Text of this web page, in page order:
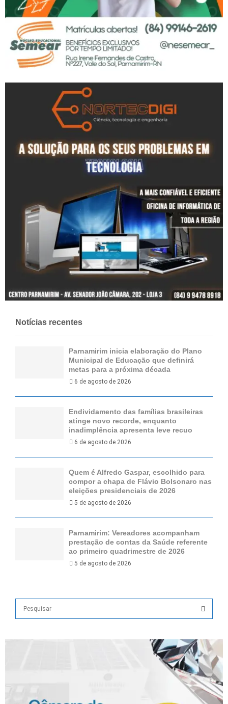
Notícias recentes
Parnamirim inicia elaboração do Plano
Municipal de Educação que definirá
metas para a próxima década
6 de agosto de 2026
Endividamento das famílias brasileiras
atinge novo recorde, enquanto
inadimplência apresenta leve recuo
6 de agosto de 2026
Quem é Alfredo Gaspar, escolhido para
compor a chapa de Flávio Bolsonaro nas
eleições presidenciais de 2026
5 de agosto de 2026
Parnamirim: Vereadores acompanham
prestação de contas da Saúde referente
ao primeiro quadrimestre de 2026
5 de agosto de 2026
E
A
R